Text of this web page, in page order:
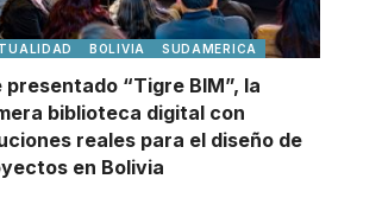
BOLIVIA SUDAMERICA
presentado “Tigre BIM”, la
biblioteca digital con
reales para el diseño de
en Bolivia